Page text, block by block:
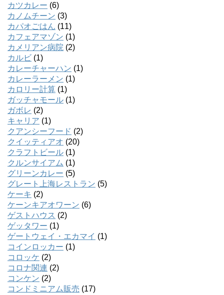
カツカレー (6)
カノムチーン (3)
カパオごはん (11)
カフェアマゾン (1)
カメリアン病院 (2)
カルビ (1)
カレーチャーハン (1)
カレーラーメン (1)
カロリー計算 (1)
ガッチャモール (1)
ガボレ (2)
キャリア (1)
クアンシーフード (2)
クイッティアオ (20)
クラフトビール (1)
クルンサイアム (1)
グリーンカレー (5)
グレート上海レストラン (5)
ケーキ (2)
ケーンキアオワーン (6)
ゲストハウス (2)
ゲッタワー (1)
ゲートウェイ・エカマイ (1)
コインロッカー (1)
コロッケ (2)
コロナ関連 (2)
コンケン (2)
コンドミニアム販売 (17)